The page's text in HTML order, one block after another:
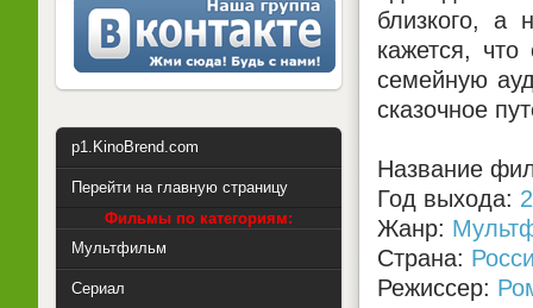
близкого, а
кажется,
семейную
сказочное
Название
Год выхода:
Жанр:
Страна:
Режиссер:
p1.KinoBrend.com
Перейти на главную страницу
Фильмы по категориям:
Мультфильм
Сериал